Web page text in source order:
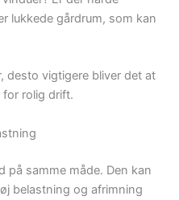
lukkede gårdrum, som kan
desto vigtigere bliver det at
rolig drift.
på samme måde. Den kan
belastning og afrimning